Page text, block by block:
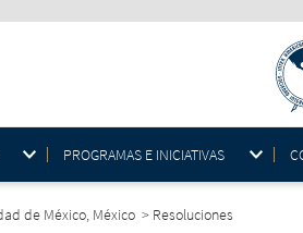
PROGRAMAS E INICIATIVAS
de México, México > Resoluciones